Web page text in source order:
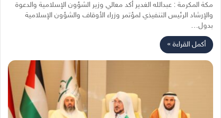
مكة المكرمة : عبدالله الغدير أكد معالي وزير الشؤون الإسلامية والدعوة
والإرشاد الرئيس التنفيذي لمؤتمر وزراء الأوقاف والشؤون الإسلامية
بدول…
أكمل القراءة »